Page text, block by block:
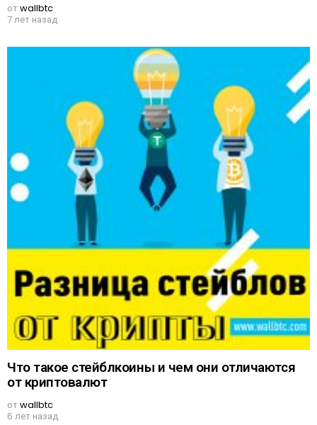
отwallbtc
7 лет назад
Что такое стейблкоины и чем они отличаются
от криптовалют
отwallbtc
6 лет назад